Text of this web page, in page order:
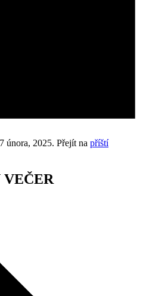
února, 2025. Přejít na příští